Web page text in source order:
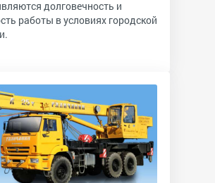
долговечность и
работы в условиях городской